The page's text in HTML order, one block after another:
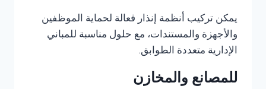
يمكن تركيب أنظمة إنذار فعالة لحماية الموظفين
والأجهزة والمستندات، مع حلول مناسبة للمباني
الإدارية متعددة الطوابق.
للمصانع والمخازن